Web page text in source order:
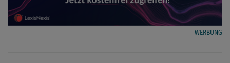
WERBUNG